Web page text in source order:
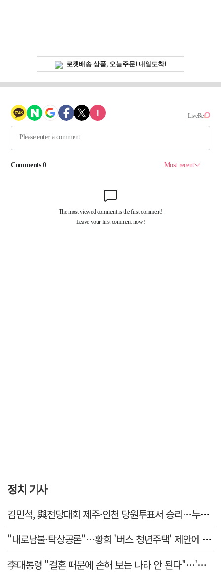
정치 기사
김민석, 與전당대회 제주·인천 당원투표서 승리…누적 득표는 '초박빙'
"내로남불·탁상공론"…황희 '버스 청년주택' 제안에 與 내부서도 쓴소리
李대통령 "결혼 때문에 손해 보는 나라 안 된다"…'결혼 페널티' 22개 손본다